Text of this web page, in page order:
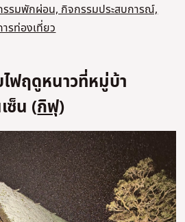
รมพักผ่อน, กิจกรรมประสบการณ์,
รท่องเที่ยว
ฟฤดูหนาวที่หมู่บ้า
ซ็น (กิฟุ)